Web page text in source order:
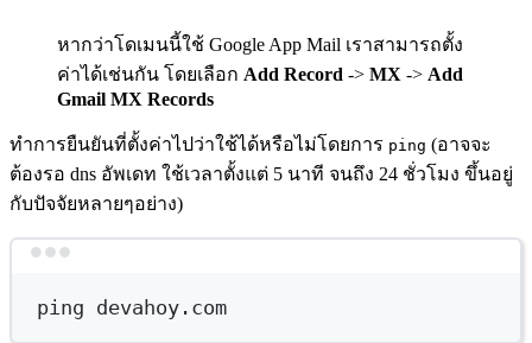
หากว่าโดเมนนี้ใช้ Google App Mail เราสามารถตั้ง
ค่าได้เช่นกัน โดยเลือก Add Record -> MX -> Add
Gmail MX Records
ทำการยืนยันที่ตั้งค่าไปว่าใช้ได้หรือไม่โดยการ ping (อาจจะ
ต้องรอ dns อัพเดท ใช้เวลาตั้งแต่ 5 นาที จนถึง 24 ชั่วโมง ขึ้นอยู่
กับปัจจัยหลายๆอย่าง)
ping devahoy.com